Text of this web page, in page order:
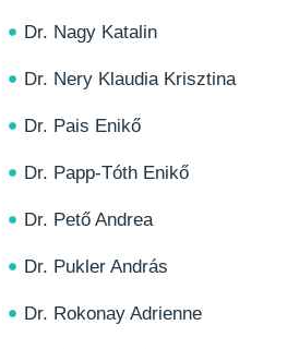
Dr. Nagy Katalin
Dr. Nery Klaudia Krisztina
Dr. Pais Enikő
Dr. Papp-Tóth Enikő
Dr. Pető Andrea
Dr. Pukler András
Dr. Rokonay Adrienne